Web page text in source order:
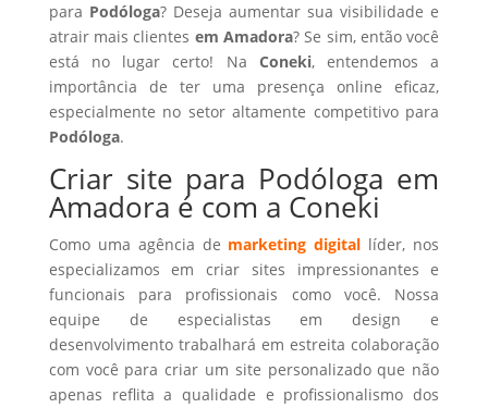
para Podóloga? Deseja aumentar sua visibilidade e
atrair mais clientes em Amadora? Se sim, então você
está no lugar certo! Na Coneki, entendemos a
importância de ter uma presença online eficaz,
especialmente no setor altamente competitivo para
Podóloga.
Criar site para Podóloga em
Amadora é com a Coneki
Como uma agência de marketing digital líder, nos
especializamos em criar sites impressionantes e
funcionais para profissionais como você. Nossa
equipe de especialistas em design e
desenvolvimento trabalhará em estreita colaboração
com você para criar um site personalizado que não
apenas reflita a qualidade e profissionalismo dos